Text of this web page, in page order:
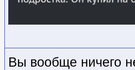
Вы вообще ничего